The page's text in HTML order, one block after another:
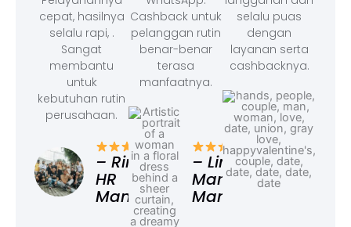
cepat, hasilnya
selalu rapi, .
Sangat
membantu
untuk
kebutuhan rutin
perusahaan.
– Rina,
HR
Manager
Cashback untuk
pelanggan rutin
benar-benar
terasa
manfaatnya.
– Linda,
Marketing
Manager
selalu puas
dengan
layanan serta
cashbacknya.